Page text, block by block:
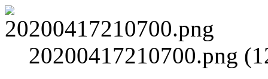
20200417210700.png